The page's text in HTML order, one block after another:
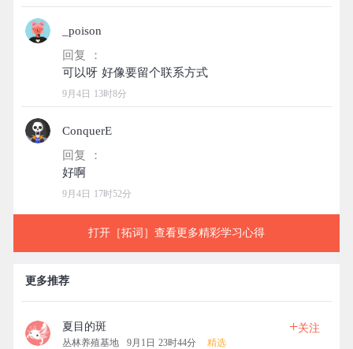
_poison
回复 ：
9月4日 13时8分
ConquerE
回复 ：
9月4日 17时52分
打开［拓词］查看更多精彩学习心得
更多推荐
夏目的斑
丛林养殖基地 9月1日 23时44分 精选
+关注